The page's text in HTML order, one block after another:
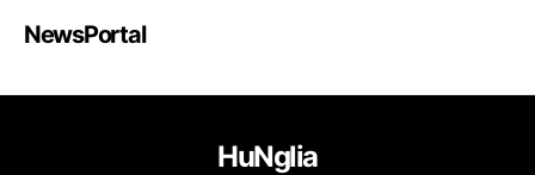
NewsPortal
HuNglia